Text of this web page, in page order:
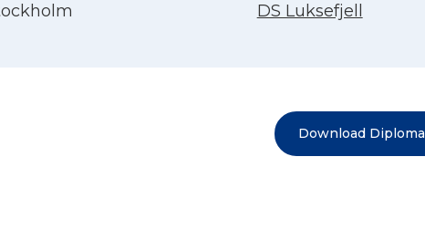
DS Luksefjell
Download Diploma
Select Language
Norsk bokmål